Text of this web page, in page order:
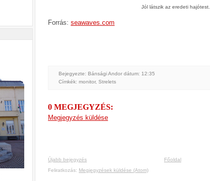
Jól látszik az eredeti hajótest.
Forrás: seawaves.com
Bejegyezte: Bánsági Andor dátum: 12:35
Címkék: monitor, Strelets
0 MEGJEGYZÉS:
Megjegyzés küldése
Újabb bejegyzés
Főoldal
Feliratkozás: Megjegyzések küldése (Atom)